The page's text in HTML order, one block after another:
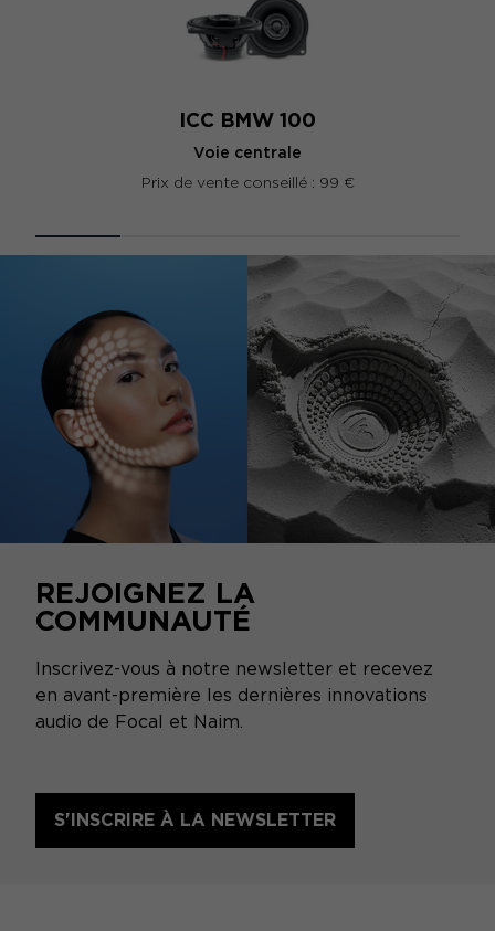
ICC BMW 100
Voie centrale
Prix de vente conseillé : 99 €
REJOIGNEZ LA
COMMUNAUTÉ
Inscrivez-vous à notre newsletter et recevez
en avant-première les dernières innovations
audio de Focal et Naim.
S'INSCRIRE À LA NEWSLETTER